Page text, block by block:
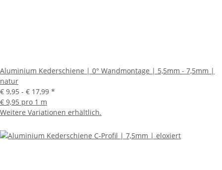
Aluminium Kederschiene | 0° Wandmontage | 5,5mm - 7,5mm |
natur
€ 9,95 - € 17,99 *
€ 9,95 pro 1 m
Weitere Variationen erhältlich.